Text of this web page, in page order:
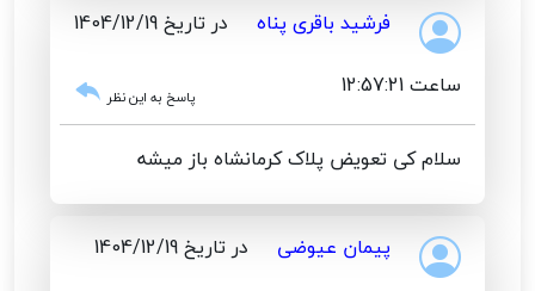
فرشید باقری پناه
در تاریخ 1404/12/19
ساعت 12:57:21
پاسخ به این نظر
سلام کی تعویض پلاک کرمانشاه باز میشه
پیمان عیوضی
در تاریخ 1404/12/19